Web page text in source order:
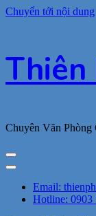
Chuyển tới nội dung
Thiên
Chuyên Văn
Email:
Hotline: 0903